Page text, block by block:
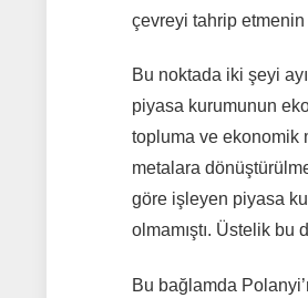
çevreyi tahrip
Bu noktada iki şeyi
piyasa kurumunun
topluma ve ekonomik
metalara
göre işleyen piyasa
olmamıştı. Üstelik bu
Bu bağlamda